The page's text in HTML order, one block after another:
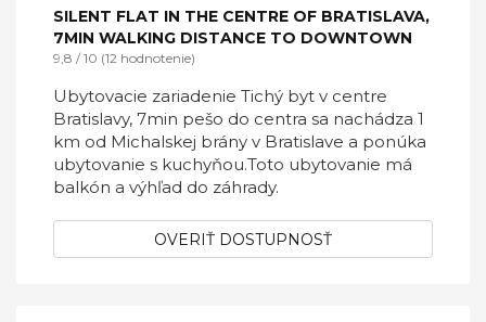
SILENT FLAT IN THE CENTRE OF BRATISLAVA,
7MIN WALKING DISTANCE TO DOWNTOWN
9,8 / 10 (12 hodnotenie)
Ubytovacie zariadenie Tichý byt v centre
Bratislavy, 7min pešo do centra sa nachádza 1
km od Michalskej brány v Bratislave a ponúka
ubytovanie s kuchyňou.Toto ubytovanie má
balkón a výhľad do záhrady.
OVERIŤ DOSTUPNOSŤ